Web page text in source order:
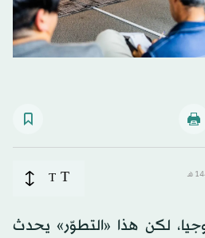
T
T
لكن هذا «التطوّر» يحدث